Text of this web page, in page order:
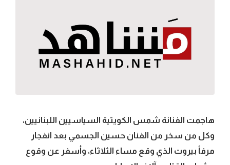
هاجمت الفنانة شمس الكويتية السياسيين اللبنانيين،
وكل من سخر من الفنان حسين الجسمي بعد انفجار
مرفأ بيروت الذي وقع مساء الثلاثاء، وأسفر عن وقوع